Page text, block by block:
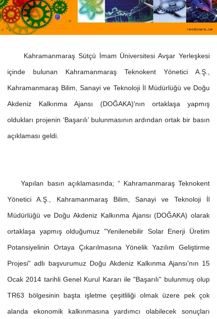
Kahramanmaraş Sütçü İmam Üniversitesi Avşar Yerleşkesi
içinde bulunan Kahramanmaraş Teknokent Yönetici A.Ş.,
Kahramanmaraş Bilim, Sanayi ve Teknoloji İl Müdürlüğü ve Doğu
Akdeniz Kalkınma Ajansı (DOĞAKA)'nın ortaklaşa yapmış
oldukları projenin ‘Başarılı’ bulunmasının ardından ortak bir basın
açıklaması geldi.
Yapılan basın açıklamasında; “ Kahramanmaraş Teknokent
Yönetici A.Ş., Kahramanmaraş Bilim, Sanayi ve Teknoloji İl
Müdürlüğü ve Doğu Akdeniz Kalkınma Ajansı (DOĞAKA) olarak
ortaklaşa yapmış olduğumuz "Yenilenebilir Solar Enerji Üretim
Potansiyelinin Ortaya Çıkarılmasına Yönelik Yazılım Geliştirme
Projesi" adlı başvurumuz Doğu Akdeniz Kalkınma Ajansı'nın 15
Ocak 2014 tarihli Genel Kurul Kararı ile "Başarılı" bulunmuş olup
TR63 bölgesinin başta işletme çeşitliliği olmak üzere pek çok
alanda ekonomik kalkınmasına yardımcı olabilecek sonuçları